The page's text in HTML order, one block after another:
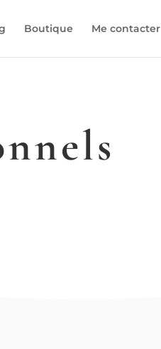
Boutique Me contacter